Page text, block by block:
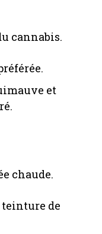
cannabis.
et
chaude.
teinture de